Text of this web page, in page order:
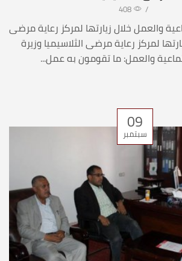
/
408
والعمل خلال زيارتها لمركز رعاية مرضى
لمركز رعاية مرضى الثلاسيميا وزيرة
والعمل: ما تقومون به عمل...
09
سبتمبر